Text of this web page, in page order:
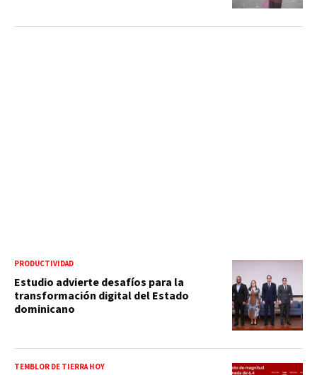
PRODUCTIVIDAD
Estudio advierte desafíos para la
transformación digital del Estado
dominicano
TEMBLOR DE TIERRA HOY